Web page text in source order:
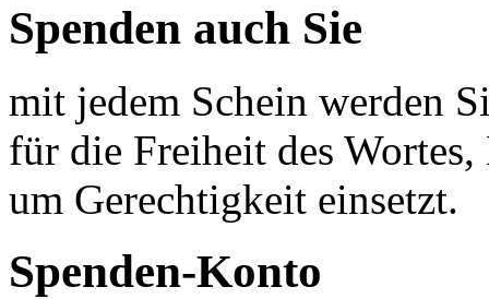
Spenden auch Sie
mit jedem Schein werden
für die Freiheit des
um Gerechtigkeit einsetzt.
Spenden-Konto